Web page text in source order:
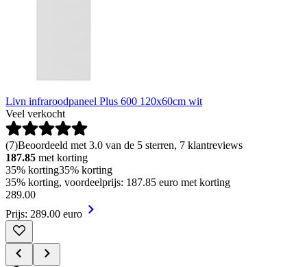
Livn infraroodpaneel Plus 600 120x60cm wit
Veel verkocht
(7)Beoordeeld met 3.0 van de 5 sterren, 7 klantreviews
187.85 met korting
35% korting35% korting
35% korting, voordeelprijs: 187.85 euro met korting
289.00
Prijs: 289.00 euro